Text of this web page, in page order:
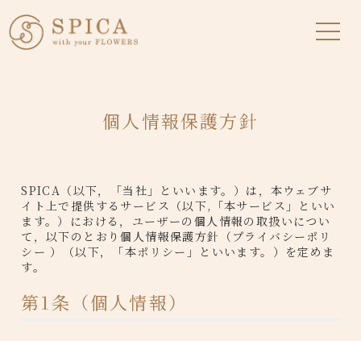
個人情報保護方針
SPICA（以下，「当社」といいます。）は，本ウェブサ
イト上で提供するサービス（以下,「本サービス」といい
ます。）における，ユーザーの個人情報の取扱いについ
て，以下のとおり個人情報保護方針（プライバシーポリ
シー ）（以下，「本ポリシー」といいます。）を定めま
す。
第1条（個人情報）